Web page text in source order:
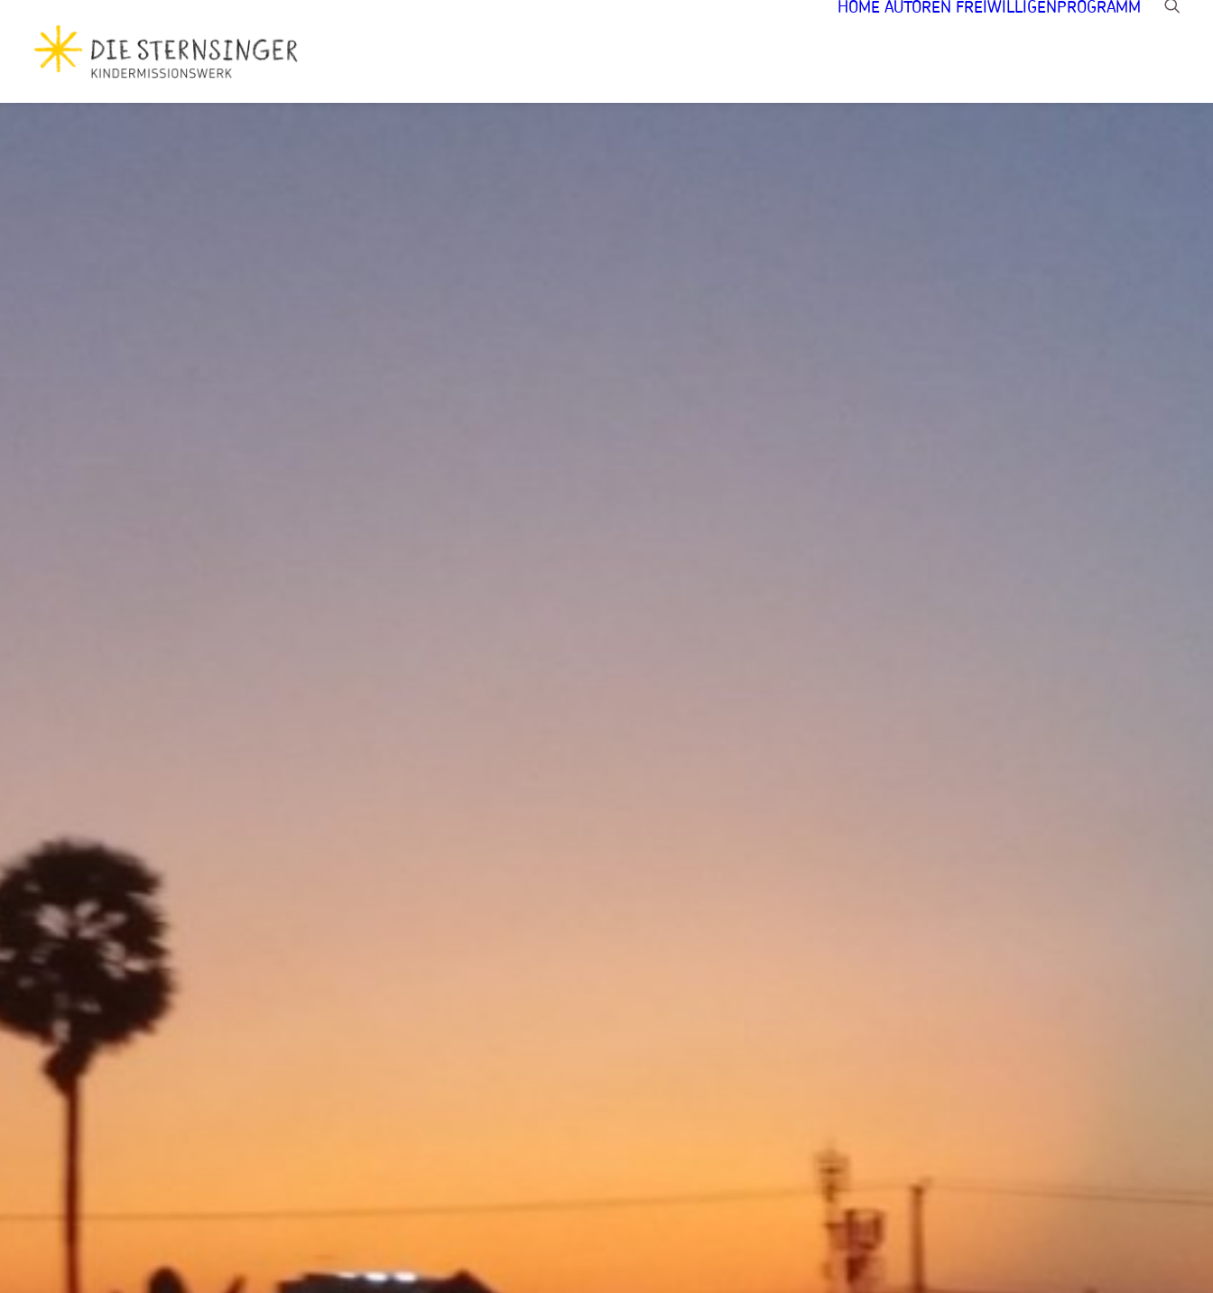
HOME AUTOREN FREIWILLIGENPROGRAMM